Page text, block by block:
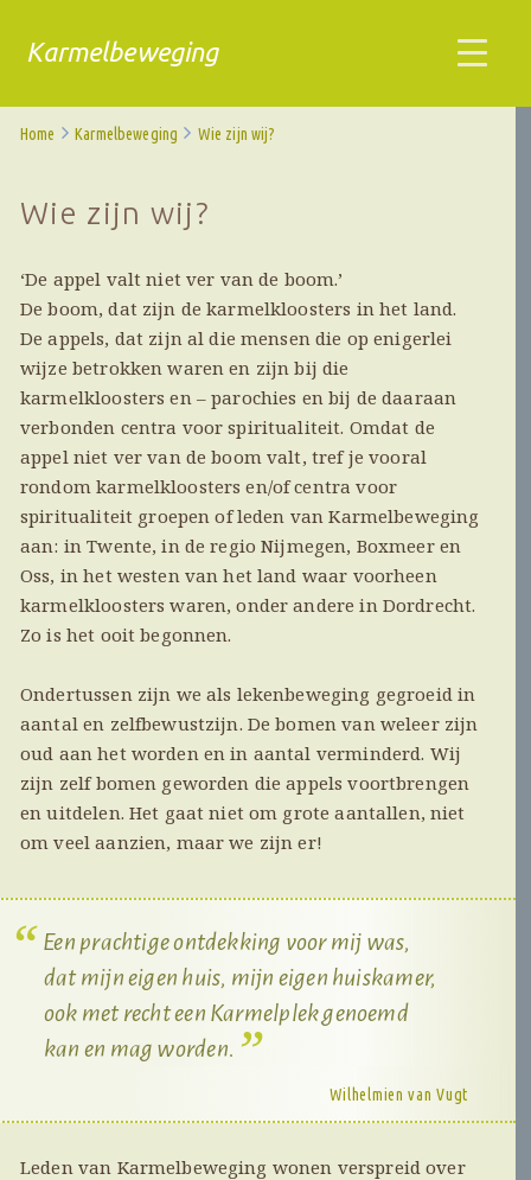
Home Karmelbeweging Wie zijn wij?
Wie zijn wij?
‘De appel valt niet ver van de boom.’
De boom, dat zijn de karmelkloosters in het land.
De appels, dat zijn al die mensen die op enigerlei
wijze betrokken waren en zijn bij die
karmelkloosters en – parochies en bij de daaraan
verbonden centra voor spiritualiteit. Omdat de
appel niet ver van de boom valt, tref je vooral
rondom karmelkloosters en/of centra voor
spiritualiteit groepen of leden van Karmelbeweging
aan: in Twente, in de regio Nijmegen, Boxmeer en
Oss, in het westen van het land waar voorheen
karmelkloosters waren, onder andere in Dordrecht.
Zo is het ooit begonnen.
Ondertussen zijn we als lekenbeweging gegroeid in
aantal en zelfbewustzijn. De bomen van weleer zijn
oud aan het worden en in aantal verminderd. Wij
zijn zelf bomen geworden die appels voortbrengen
en uitdelen. Het gaat niet om grote aantallen, niet
om veel aanzien, maar we zijn er!
Een prachtige ontdekking voor mij was,
dat mijn eigen huis, mijn eigen huiskamer,
ook met recht een Karmelplek genoemd
kan en mag worden.
Wilhelmien van Vugt
Leden van Karmelbeweging wonen verspreid over
Karmelbeweging